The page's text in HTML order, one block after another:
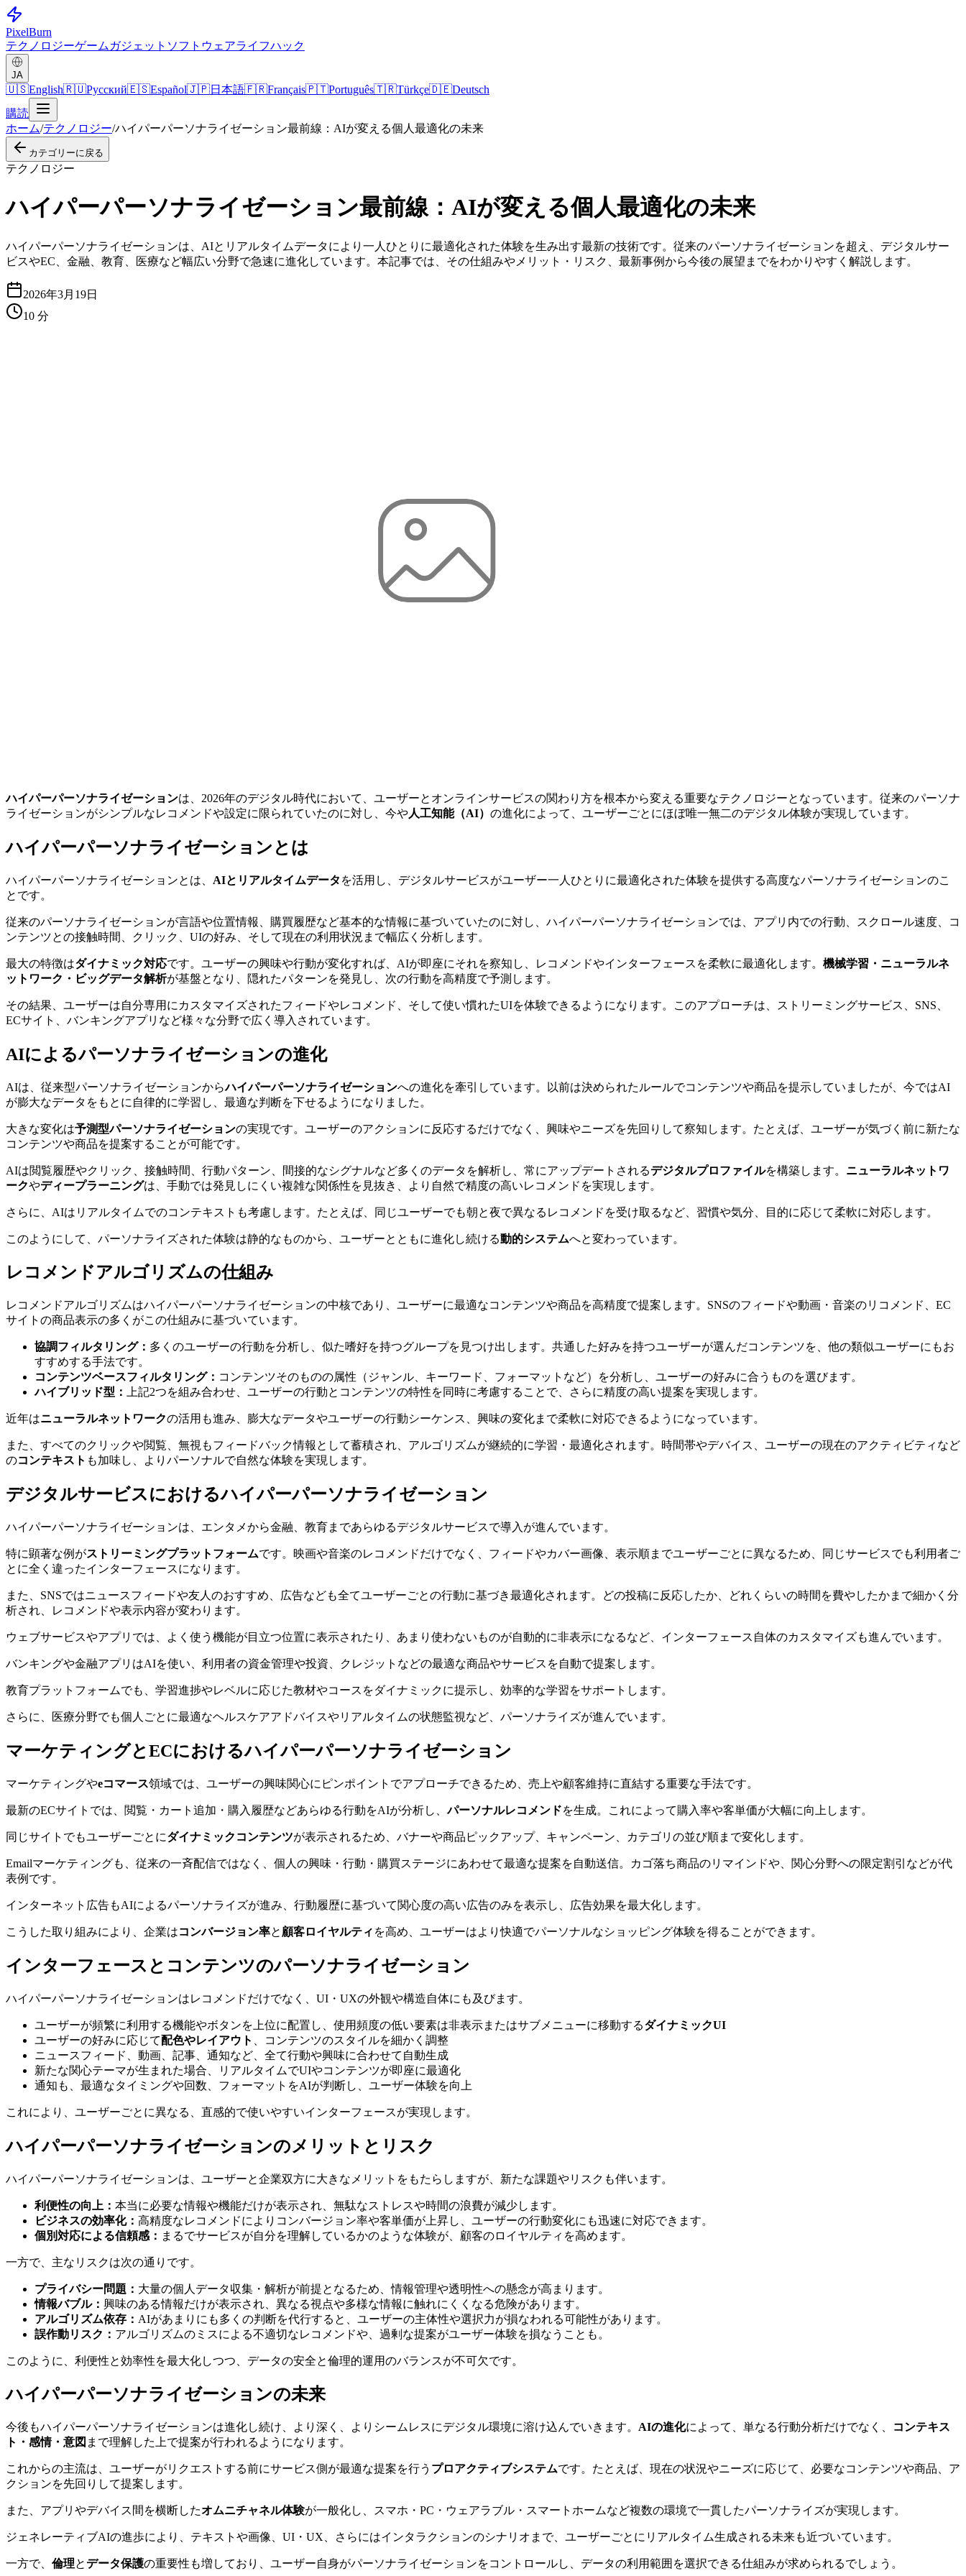
PixelBurn
テクノロジーゲーム ガジェット ソフトウェアライフハック
JA
🇺🇸English🇷🇺Русский🇪🇸Español🇯🇵日本語🇫🇷Français🇵🇹Português🇹🇷Türkçe🇩🇪Deutsch
購読
ホーム/テクノロジー/ハイパーパーソナライゼーション最前線：AIが変える個人最適化の未来
カテゴリーに戻る
テクノロジー
ハイパーパーソナライゼーション最前線：AIが変える個人最適化の未来
ハイパーパーソナライゼーションは、AIとリアルタイムデータにより一人ひとりに最適化された体験を生み出す最新の技術です。従来のパーソナライゼーションを超え、デジタルサー
ビスやEC、金融、教育、医療など幅広い分野で急速に進化しています。本記事では、その仕組みやメリット・リスク、最新事例から今後の展望までをわかりやすく解説します。
2026年3月19日
10 分
ハイパーパーソナライゼーションは、2026年のデジタル時代において、ユーザーとオンラインサービスの関わり方を根本から変える重要なテクノロジーとなっています。従来のパーソナ
ライゼーションがシンプルなレコメンドや設定に限られていたのに対し、今や人工知能（AI） の進化によって、ユーザーごとにほぼ唯一無二のデジタル体験が実現しています。
ハイパーパーソナライゼーションとは
ハイパーパーソナライゼーションとは、 AIとリアルタイムデータ を活用し、デジタルサービスがユーザー一人ひとりに最適化された体験を提供する高度なパーソナライゼーションのこ
とです。
従来のパーソナライゼーションが言語や位置情報、購買履歴など基本的な情報に基づいていたのに対し、ハイパーパーソナライゼーションでは、アプリ内での行動、スクロール速度、コ
ンテンツとの接触時間、クリック、UIの好み、そして現在の利用状況まで幅広く分析します。
最大の特徴はダイナミック対応です。ユーザーの興味や行動が変化すれば、AIが即座にそれを察知し、レコメンドやインターフェースを柔軟に最適化します。 機械学習・ニューラルネ
ットワーク・ビッグデータ解析が基盤となり、隠れたパターンを発見し、次の行動を高精度で予測します。
その結果、ユーザーは自分専用にカスタマイズされたフィードやレコメンド、そして使い慣れたUIを体験できるようになります。このアプローチは、ストリーミングサービス、SNS、
ECサイト、バンキングアプリなど様々な分野で広く導入されています。
AIによるパーソナライゼーションの進化
AIは、従来型パーソナライゼーションからハイパーパーソナライゼーションへの進化を牽引しています。以前は決められたルールでコンテンツや商品を提示していましたが、今ではAI
が膨大なデータをもとに自律的に学習し、最適な判断を下せるようになりました。
大きな変化は予測型パーソナライゼーションの実現です。ユーザーのアクションに反応するだけでなく、興味やニーズを先回りして察知します。たとえば、ユーザーが気づく前に新たな
コンテンツや商品を提案することが可能です。
AIは閲覧履歴やクリック、接触時間、行動パターン、間接的なシグナルなど多くのデータを解析し、常にアップデートされるデジタルプロファイルを構築します。 ニューラルネットワ
ークやディープラーニングは、手動では発見しにくい複雑な関係性を見抜き、より自然で精度の高いレコメンドを実現します。
さらに、AIはリアルタイムでのコンテキストも考慮します。たとえば、同じユーザーでも朝と夜で異なるレコメンドを受け取るなど、習慣や気分、目的に応じて柔軟に対応します。
このようにして、パーソナライズされた体験は静的なものから、ユーザーとともに進化し続ける動的システムへと変わっています。
レコメンドアルゴリズムの仕組み
レコメンドアルゴリズムはハイパーパーソナライゼーションの中核であり、ユーザーに最適なコンテンツや商品を高精度で提案します。SNSのフィードや動画・音楽のリコメンド、EC
サイトの商品表示の多くがこの仕組みに基づいています。
協調フィルタリング： 多くのユーザーの行動を分析し、似た嗜好を持つグループを見つけ出します。共通した好みを持つユーザーが選んだコンテンツを、他の類似ユーザーにもお
すすめする手法です。
コンテンツベースフィルタリング： コンテンツそのものの属性（ジャンル、キーワード、フォーマットなど）を分析し、ユーザーの好みに合うものを選びます。
ハイブリッド型：
上記2つを組み合わせ、ユーザーの行動とコンテンツの特性を同時に考慮することで、さらに精度の高い提案を実現します。
近年はニューラルネットワークの活用も進み、膨大なデータやユーザーの行動シーケンス、興味の変化まで柔軟に対応できるようになっています。
また、すべてのクリックや閲覧、無視もフィードバック情報として蓄積され、アルゴリズムが継続的に学習・最適化されます。時間帯やデバイス、ユーザーの現在のアクティビティなど
のコンテキスト も加味し、よりパーソナルで自然な体験を実現します。
デジタルサービスにおけるハイパーパーソナライゼーション
ハイパーパーソナライゼーションは、エンタメから金融、教育まであらゆるデジタルサービスで導入が進んでいます。
特に顕著な例がストリーミングプラットフォームです。映画や音楽のレコメンドだけでなく、フィードやカバー画像、表示順までユーザーごとに異なるため、同じサービスでも利用者ご
とに全く違ったインターフェースになります。
また、SNSではニュースフィードや友人のおすすめ、広告なども全てユーザーごとの行動に基づき最適化されます。どの投稿に反応したか、どれくらいの時間を費やしたかまで細かく分
析され、レコメンドや表示内容が変わります。
ウェブサービスやアプリでは、よく使う機能が目立つ位置に表示されたり、あまり使わないものが自動的に非表示になるなど、インターフェース自体のカスタマイズも進んでいます。
バンキングや金融アプリはAIを使い、利用者の資金管理や投資、クレジットなどの最適な商品やサービスを自動で提案します。
教育プラットフォームでも、学習進捗やレベルに応じた教材やコースをダイナミックに提示し、効率的な学習をサポートします。
さらに、医療分野でも個人ごとに最適なヘルスケアアドバイスやリアルタイムの状態監視など、パーソナライズが進んでいます。
マーケティングとECにおけるハイパーパーソナライゼーション
マーケティングやeコマース領域では、ユーザーの興味関心にピンポイントでアプローチできるため、売上や顧客維持に直結する重要な手法です。
最新のECサイトでは、閲覧・カート追加・購入履歴などあらゆる行動をAIが分析し、パーソナルレコメンドを生成。これによって購入率や客単価が大幅に向上します。
同じサイトでもユーザーごとにダイナミックコンテンツが表示されるため、バナーや商品ピックアップ、キャンペーン、カテゴリの並び順まで変化します。
Emailマーケティングも、従来の一斉配信ではなく、個人の興味・行動・購買ステージにあわせて最適な提案を自動送信。カゴ落ち商品のリマインドや、関心分野への限定割引などが代
表例です。
インターネット広告もAIによるパーソナライズが進み、行動履歴に基づいて関心度の高い広告のみを表示し、広告効果を最大化します。
こうした取り組みにより、企業はコンバージョン率と 顧客ロイヤルティ を高め、ユーザーはより快適でパーソナルなショッピング体験を得ることができます。
インターフェースとコンテンツのパーソナライゼーション
ハイパーパーソナライゼーションはレコメンドだけでなく、UI・UXの外観や構造自体にも及びます。
ユーザーが頻繁に利用する機能やボタンを上位に配置し、使用頻度の低い要素は非表示またはサブメニューに移動するダイナミックUI
ユーザーの好みに応じて配色やレイアウト
、コンテンツのスタイルを細かく調整
ニュースフィード、動画、記事、通知など、全て行動や興味に合わせて自動生成
新たな関心テーマが生まれた場合、リアルタイムでUIやコンテンツが即座に最適化
通知も、最適なタイミングや回数、フォーマットをAIが判断し、ユーザー体験を向上
これにより、ユーザーごとに異なる、直感的で使いやすいインターフェースが実現します。
ハイパーパーソナライゼーションのメリットとリスク
ハイパーパーソナライゼーションは、ユーザーと企業双方に大きなメリットをもたらしますが、新たな課題やリスクも伴います。
利便性の向上： 本当に必要な情報や機能だけが表示され、無駄なストレスや時間の浪費が減少します。
ビジネスの効率化： 高精度なレコメンドによりコンバージョン率や客単価が上昇し、ユーザーの行動変化にも迅速に対応できます。
個別対応による信頼感： まるでサービスが自分を理解しているかのような体験が、顧客のロイヤルティを高めます。
一方で、主なリスクは次の通りです。
プライバシー問題： 大量の個人データ収集・解析が前提となるため、情報管理や透明性への懸念が高まります。
情報バブル： 興味のある情報だけが表示され、異なる視点や多様な情報に触れにくくなる危険があります。
アルゴリズム依存： AIがあまりにも多くの判断を代行すると、ユーザーの主体性や選択力が損なわれる可能性があります。
誤作動リスク： アルゴリズムのミスによる不適切なレコメンドや、過剰な提案がユーザー体験を損なうことも。
このように、利便性と効率性を最大化しつつ、データの安全と倫理的運用のバランスが不可欠です。
ハイパーパーソナライゼーションの未来
今後もハイパーパーソナライゼーションは進化し続け、より深く、よりシームレスにデジタル環境に溶け込んでいきます。 AIの進化によって、単なる行動分析だけでなく、
コンテキス
ト・感情・意図 まで理解した上で提案が行われるようになります。
これからの主流は、ユーザーがリクエストする前にサービス側が最適な提案を行う プロアクティブシステムです。たとえば、現在の状況やニーズに応じて、必要なコンテンツや商品、ア
クションを先回りして提案します。
また、アプリやデバイス間を横断したオムニチャネル体験が一般化し、スマホ・PC・ウェアラブル・スマートホームなど複数の環境で一貫したパーソナライズが実現します。
ジェネレーティブAIの進歩により、テキストや画像、UI・UX、さらにはインタラクションのシナリオまで、ユーザーごとにリアルタイム生成される未来も近づいています。
一方で、 倫理とデータ保護の重要性も増しており、ユーザー自身がパーソナライゼーションをコントロールし、データの利用範囲を選択できる仕組みが求められるでしょう。